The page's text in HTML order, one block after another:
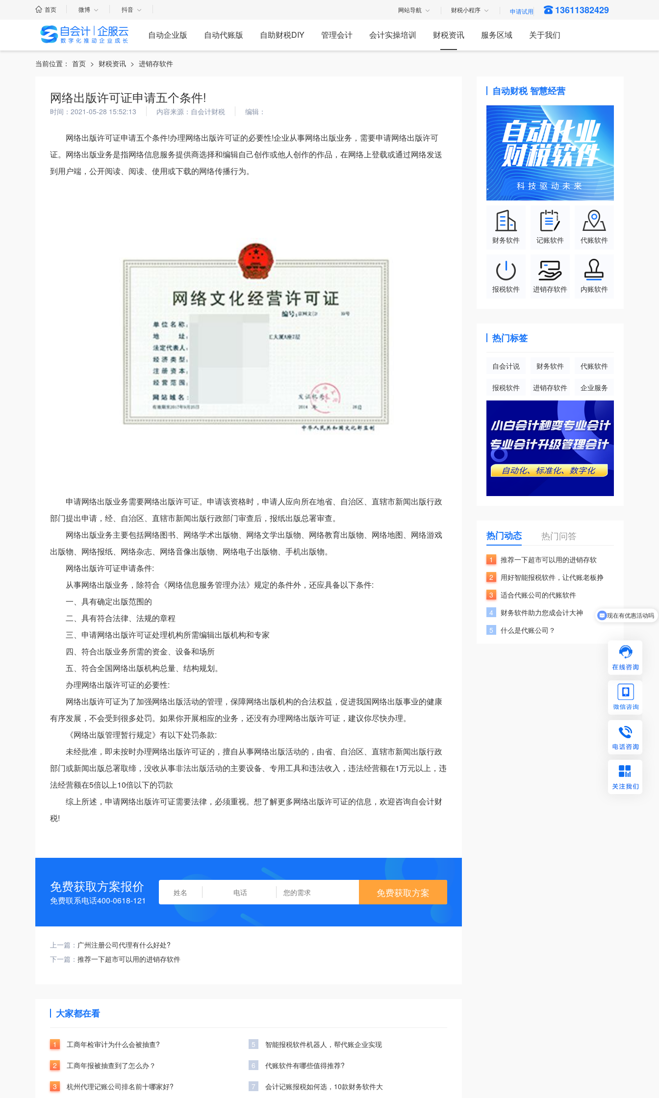
首页 微博 抖音 网站导航 财税小程序 13611382429
自动企业版 自动代账版 自助财税DIY 管理会计 会计实操培训 财税资讯 服务区域 关于我们
当前位置： 首页 > 财税资讯 > 进销存软件
网络出版许可证申请五个条件!
时间：2021-05-28 15:52:13 内容来源：自会计财税 编辑：
网络出版许可证申请五个条件!办理网络出版许可证的必要性!企业从事网络出版业务，需要申请网络出版许可
证。网络出版业务是指网络信息服务提供商选择和编辑自己创作或他人创作的作品，在网络上登载或通过网络发送
到用户端，公开阅读、阅读、使用或下载的网络传播行为。
申请网络出版业务需要网络出版许可证。申请该资格时，申请人应向所在地省、自治区、直辖市新闻出版行政
部门提出申请，经、自治区、直辖市新闻出版行政部门审查后，报纸出版总署审查。
网络出版业务主要包括网络图书、网络学术出版物、网络文学出版物、网络教育出版物、网络地图、网络游戏
出版物、网络报纸、网络杂志、网络音像出版物、网络电子出版物、手机出版物。
网络出版许可证申请条件:
从事网络出版业务，除符合《网络信息服务管理办法》规定的条件外，还应具备以下条件:
一、具有确定出版范围的
二、具有符合法律、法规的章程
三、申请网络出版许可证处理机构所需编辑出版机构和专家
四、符合出版业务所需的资金、设备和场所
五、符合全国网络出版机构总量、结构规划。
办理网络出版许可证的必要性:
网络出版许可证为了加强网络出版活动的管理，保障网络出版机构的合法权益，促进我国网络出版事业的健康
有序发展，不会受到很多处罚。如果你开展相应的业务，还没有办理网络出版许可证，建议你尽快办理。
《网络出版管理暂行规定》有以下处罚条款:
未经批准，即未按时办理网络出版许可证的，擅自从事网络出版活动的，由省、自治区、直辖市新闻出版行政
部门或新闻出版总署取缔，没收从事非法出版活动的主要设备、专用工具和违法收入，违法经营额在1万元以上，违
法经营额在5倍以上10倍以下的罚款
综上所述，申请网络出版许可证需要法律，必须重视。想了解更多网络出版许可证的信息，欢迎咨询自会计财
税!
免费获取方案报价
免费联系电话400-0618-121
免费获取方案
上一篇： 广州注册公司代理有什么好处?
下一篇： 推荐一下超市可以用的进销存软件
大家都在看
1 工商年检审计为什么会被抽查?
2 工商年报被抽查到了怎么办？
3 杭州代理记账公司排名前十哪家好?
5 智能报税软件机器人，帮代账企业实现
6 代账软件有哪些值得推荐?
7 会计记账报税如何选，10款财务软件大
自动财税 智慧经营
财务软件 记账软件 代账软件
报税软件 进销存软件 内账软件
热门标签
自会计说 财务软件 代账软件
报税软件 进销存软件 企业服务
热门动态 热门问答
1
推荐一下超市可以用的进销存软
2
用好智能报税软件，让代账老板挣
3
适合代账公司的代账软件
4
财务软件助力您成会计大神
5
什么是代账公司？
现在有优惠活动吗